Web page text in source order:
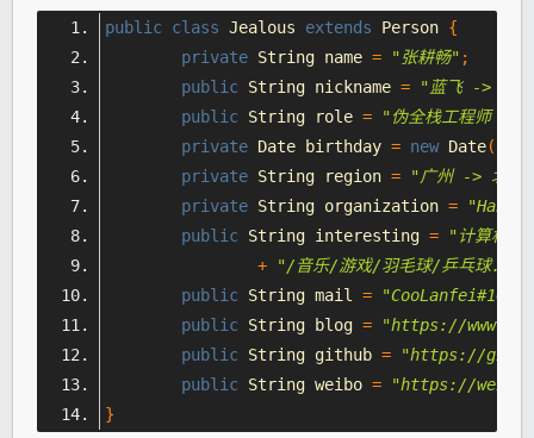
public class Jealous extends Person {
private String name = " 张耕畅" ;
public String nickname = " 蓝飞 -> 杰
public String role = " 伪全栈工程师 ->
private Date birthday = new Date(
private String region = "广州 -> 北京
private String organization = "Habby
public String interesting =
"计算机/
+
"/音乐/游戏/羽毛球/乒乓球..."
public String mail =
public String blog = "https://
public String github = "https://
public String weibo = "https://
}